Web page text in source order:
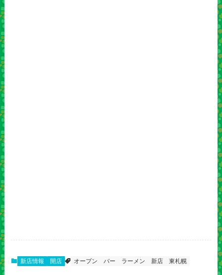
新店情報 開店 オープン バー ラーメン 新店 東札幌